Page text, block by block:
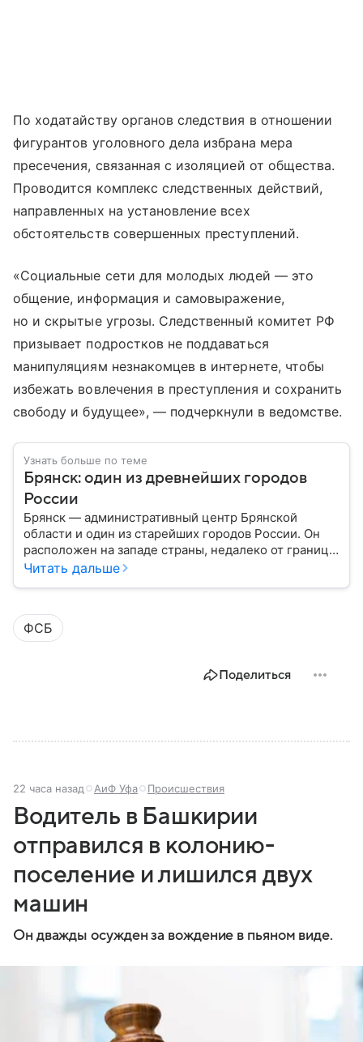
По ходатайству органов следствия в отношении
фигурантов уголовного дела избрана мера
пресечения, связанная с изоляцией от общества.
Проводится комплекс следственных действий,
направленных на установление всех
обстоятельств совершенных преступлений.
«Социальные сети для молодых людей — это
общение, информация и самовыражение,
но и скрытые угрозы. Следственный комитет РФ
призывает подростков не поддаваться
манипуляциям незнакомцев в интернете, чтобы
избежать вовлечения в преступления и сохранить
свободу и будущее», — подчеркнули в ведомстве.
Узнать больше по теме
Брянск: один из древнейших городов
России
Брянск — административный центр Брянской
области и один из старейших городов России. Он
расположен на западе страны, недалеко от границ с
Белоруссией и Украиной, и известен своей
Читать дальше
ФСБ
Поделиться
22 часа назад АиФ Уфа Происшествия
Водитель в Башкирии
отправился в колонию-
поселение и лишился двух
машин
Он дважды осужден за вождение в пьяном виде.